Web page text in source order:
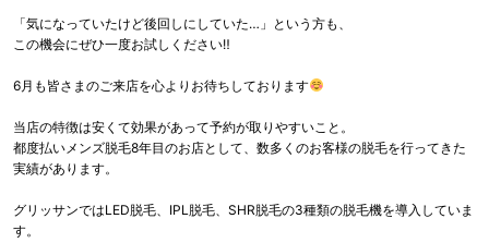
「気になっていたけど後回しにしていた…」という方も、
この機会にぜひ一度お試しください‼
6月も皆さまのご来店を心よりお待ちしております
当店の特徴は安くて効果があって予約が取りやすいこと。
都度払いメンズ脱毛8年目のお店として、数多くのお客様の脱毛を行ってきた
実績があります。
グリッサンではLED脱毛、IPL脱毛、SHR脱毛の3種類の脱毛機を導入していま
す。